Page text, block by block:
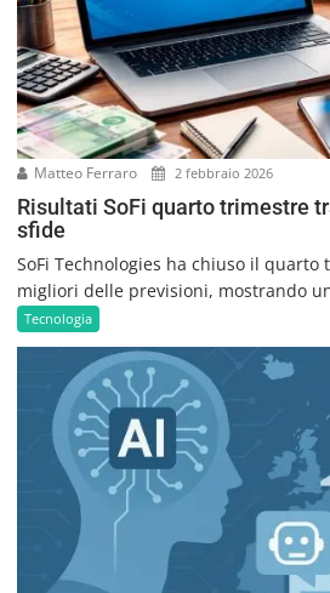
Matteo Ferraro 2 febbraio 2026
Risultati SoFi quarto trimestre
sfide
SoFi Technologies ha chiuso il
migliori delle previsioni, mostrando
Tecnologia